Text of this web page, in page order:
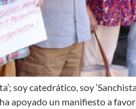
soy catedrático, soy
apoyado un manifiesto a